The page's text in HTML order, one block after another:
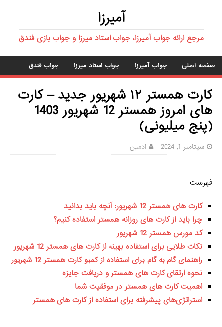
آمیرزا
مرجع ارائه جواب آمیرزا، جواب استاد میرزا و جواب بازی فندق
صفحه اصلی جواب آمیرزا جواب استاد میرزا جواب فندق
کارت همستر ۱۲ شهریور جدید – کارت
های امروز همستر 12 شهریور 1403
(پنج میلیونی)
سپتامبر 1, 2024 ادمین
فهرست
کارت های همستر 12 شهریور: آنچه باید بدانید
چرا باید از کارت های روزانه همستر استفاده کنیم؟
کد مورس همستر 12 شهریور
نکات طلایی برای استفاده بهینه از کارت های همستر 12 شهریور
راهنمای گام به گام برای استفاده از کمبو کارت همستر 12 شهریور
نحوه ارتقای کارت های همستر و دریافت جایزه
اهمیت کارت های همستر در موفقیت شما
استراتژی‌های پیشرفته برای استفاده از کارت های همستر